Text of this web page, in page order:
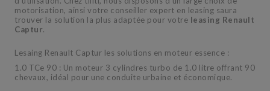
motorisation, ainsi votre conseiller expert en leasing saura
trouver la solution la plus adaptée pour votre leasing Renault
Captur.
Lesaing Renault Captur les solutions en moteur essence :
1.0 TCe 90 : Un moteur 3 cylindres turbo de 1.0 litre offrant 90
chevaux, idéal pour une conduite urbaine et économique.